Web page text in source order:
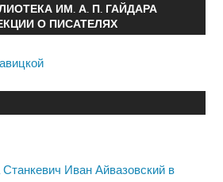
ИМ. А. П. ГАЙДАРА
О ПИСАТЕЛЯХ
Иван Айвазовский в